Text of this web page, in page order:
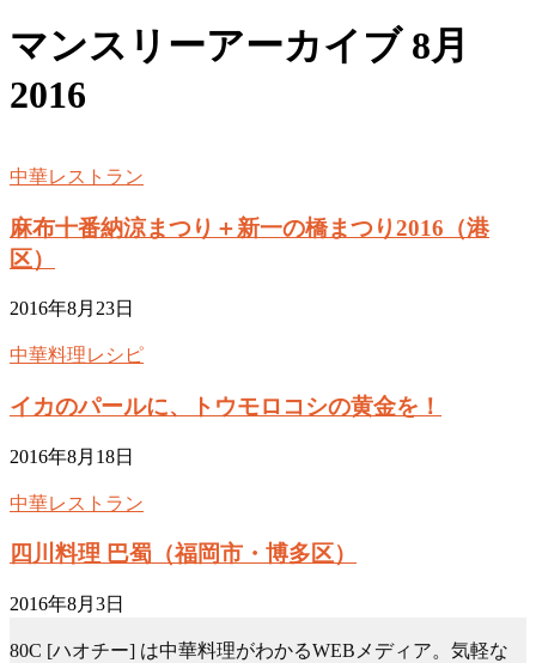
マンスリーアーカイブ 8月
2016
中華レストラン
麻布十番納涼まつり＋新一の橋まつり2016（港
区）
2016年8月23日
中華料理レシピ
イカのパールに、トウモロコシの黄金を！
2016年8月18日
中華レストラン
四川料理 巴蜀（福岡市・博多区）
2016年8月3日
80C [ハオチー] は中華料理がわかるWEBメディア。気軽な